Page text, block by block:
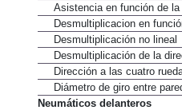
Asistencia en función de la
Desmultiplicacion en
Desmultiplicación no lineal
Desmultiplicación de la
Dirección a las cuatro
Diámetro de giro entre
Neumáticos delanteros